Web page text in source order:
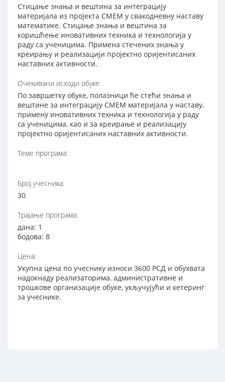
Стицање знања и вештина за интеграцију
материјала из пројекта СМЕМ у свакодневну наставу
математике. Стицање знања и вештина за
коришћење иновативних техника и технологија у
раду са ученицима. Примена стечених знања у
креирању и реализацији пројектно оријентисаних
наставних активности.
Очекивани исходи обуке:
По завршетку обуке, полазници ће стећи знања и
вештине за интеграцију СМЕМ материјала у наставу,
примену иновативних техника и технологија у раду
са ученицима, као и за креирање и реализацију
пројектно оријентисаних наставних активности.
Теме програма:
Број учесника:
30
Трајање програма:
дана: 1
бодова: 8
Цена:
Укупна цена по учеснику износи 3600 РСД и обухвата
надокнаду реализаторима, административне и
трошкове организације обуке, укључујући и кетеринг
за учеснике.